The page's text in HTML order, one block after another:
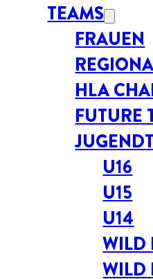
TEAMS
FRAUEN
HLA
FUTURE
U16
U15
U14
WILD
WILD